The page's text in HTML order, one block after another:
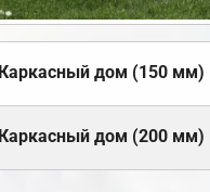
Каркасный дом (150 мм)
Каркасный дом (200 мм)